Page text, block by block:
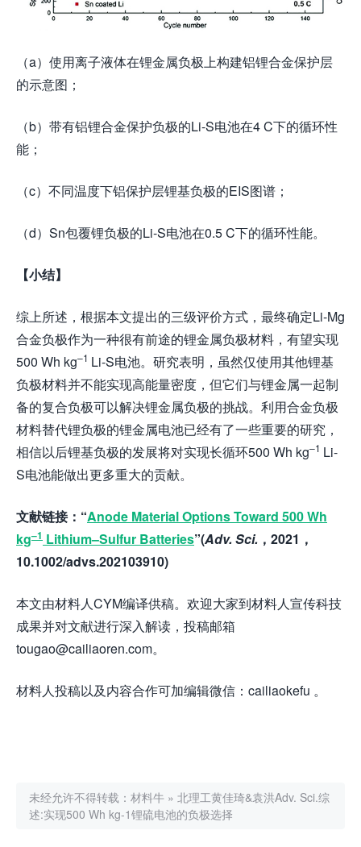
（a）使用离子液体在锂金属负极上构建铝锂合金保护层
的示意图；
（b）带有铝锂合金保护负极的Li-S电池在4 C下的循环性
能；
（c）不同温度下铝保护层锂基负极的EIS图谱；
（d）Sn包覆锂负极的Li-S电池在0.5 C下的循环性能。
【小结】
综上所述，根据本文提出的三级评价方式，最终确定Li-Mg
合金负极作为一种很有前途的锂金属负极材料，有望实现
500 Wh kg–1 Li-S电池。研究表明，虽然仅使用其他锂基
负极材料并不能实现高能量密度，但它们与锂金属一起制
备的复合负极可以解决锂金属负极的挑战。利用合金负极
材料替代锂负极的锂金属电池已经有了一些重要的研究，
相信以后锂基负极的发展将对实现长循环500 Wh kg–1 Li-
S电池能做出更多重大的贡献。
文献链接：“Anode Material Options Toward 500 Wh
kg–1 Lithium–Sulfur Batteries”(Adv. Sci. ， 2021 ，
10.1002/advs.202103910)
本文由材料人CYM编译供稿。欢迎大家到材料人宣传科技
成果并对文献进行深入解读，投稿邮箱
tougao@cailiaoren.com。
材料人投稿以及内容合作可加编辑微信：cailiaokefu 。
未经允许不得转载： 材料牛 » 北理工黄佳琦&袁洪Adv. Sci.综
述:实现500 Wh kg-1锂硫电池的负极选择